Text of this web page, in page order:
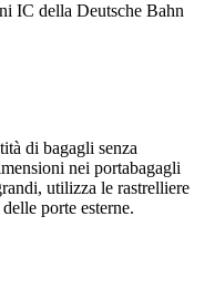
IC della Deutsche Bahn
di bagagli senza
nei portabagagli
utilizza le rastrelliere
porte esterne.